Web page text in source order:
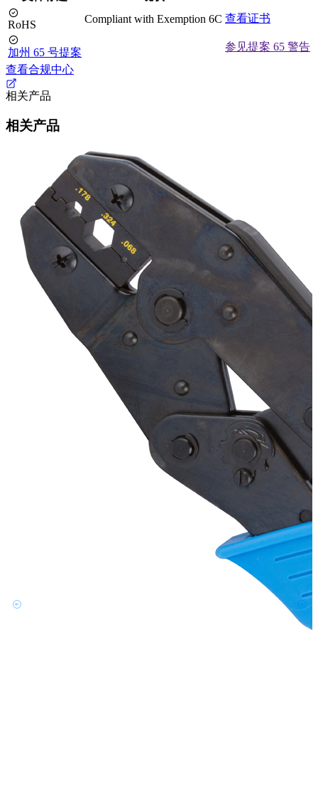
RoHS Compliant with Exemption 6C 查看证书
加州 65 号提案
参见提案 65 警告
查看合规中心
相关产品
相关产品